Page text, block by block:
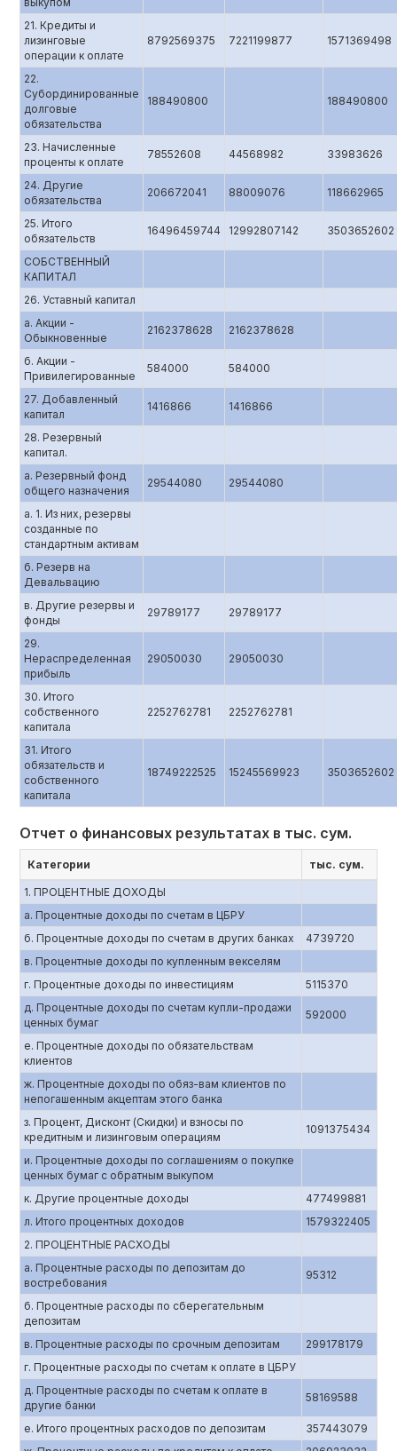
21. Кредиты и
лизинговые
операции к оплате
8792569375 7221199877 1571369498
22.
Субординированные
долговые
обязательства
188490800 188490800
23. Начисленные
проценты к оплате
78552608 44568982 33983626
24. Другие
обязательства
206672041 88009076 118662965
25. Итого
обязательств
16496459744 12992807142 3503652602
СОБСТВЕННЫЙ
КАПИТАЛ
26. Уставный капитал
а. Акции -
Обыкновенные
2162378628 2162378628
б. Акции -
Привилегированные
584000 584000
27. Добавленный
капитал
1416866 1416866
28. Резервный
капитал.
а. Резервный фонд
общего назначения
29544080 29544080
а. 1. Из них, резервы
созданные по
стандартным активам
б. Резерв на
Девальвацию
в. Другие резервы и
фонды
29789177 29789177
29.
Нераспределенная
прибыль
29050030 29050030
30. Итого
собственного
капитала
2252762781 2252762781
31. Итого
обязательств и
собственного
капитала
18749222525 15245569923 3503652602
Отчет о финансовых результатах в тыс. сум.
Категории тыс. сум.
1. ПРОЦЕНТНЫЕ ДОХОДЫ
a. Процентные доходы по счетам в ЦБРУ
б. Процентные доходы по счетам в других банках
4739720
в. Процентные доходы по купленным векселям
г. Процентные доходы по инвестициям
5115370
д. Процентные доходы по счетам купли-продажи
ценных бумаг
592000
е. Процентные доходы по обязательствам
клиентов
ж. Процентные доходы по обяз-вам клиентов по
непогашенным акцептам этого банка
з. Процент, Дисконт (Скидки) и взносы по
кредитным и лизинговым операциям
1091375434
и. Процентные доходы по соглашениям о покупке
ценных бумаг с обратным выкупом
к. Другие процентные доходы
477499881
л. Итого процентных доходов
1579322405
2. ПРОЦЕНТНЫЕ РАСХОДЫ
а. Процентные расходы по депозитам до
востребования
95312
б. Процентные расходы по сберегательным
депозитам
в. Процентные расходы по срочным депозитам
299178179
г. Процентные расходы по счетам к оплате в ЦБРУ
д. Процентные расходы по счетам к оплате в
другие банки
58169588
е. Итого процентных расходов по депозитам
357443079